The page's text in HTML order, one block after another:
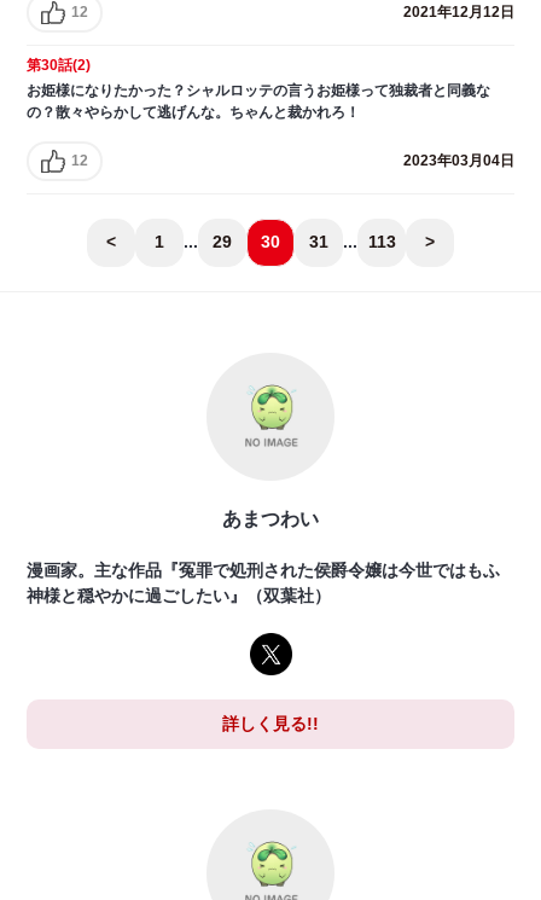
12 2021年12月12日
第30話(2)
お姫様になりたかった？シャルロッテの言うお姫様って独裁者と同義な
の？散々やらかして逃げんな。ちゃんと裁かれろ！
12 2023年03月04日
< 1 ... 29 30 31 ... 113 >
あまつわい
漫画家。主な作品『冤罪で処刑された侯爵令嬢は今世ではもふ
神様と穏やかに過ごしたい』（双葉社）
詳しく見る!!